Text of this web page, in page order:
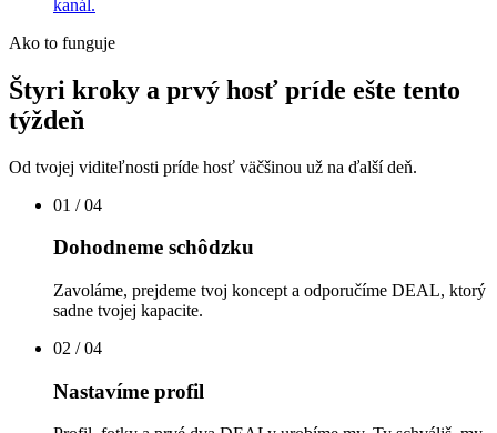
kanál.
Ako to funguje
Štyri kroky a prvý hosť príde ešte tento
týždeň
Od tvojej viditeľnosti príde hosť väčšinou už na ďalší deň.
01 / 04
Dohodneme schôdzku
Zavoláme, prejdeme tvoj koncept a odporučíme DEAL, ktorý
sadne tvojej kapacite.
02 / 04
Nastavíme profil